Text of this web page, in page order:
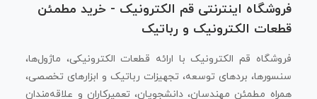
فروشگاه اینترنتی قم الکترونیک - خرید مطمئن
قطعات الکترونیک و رباتیک
فروشگاه قم الکترونیک با ارائه قطعات الکترونیکی، ماژول‌ها،
سنسورها، بردهای توسعه، تجهیزات رباتیک و ابزارهای تخصصی،
همراه مطمئن مهندسان، دانشجویان، تعمیرکاران و علاقه‌مندان